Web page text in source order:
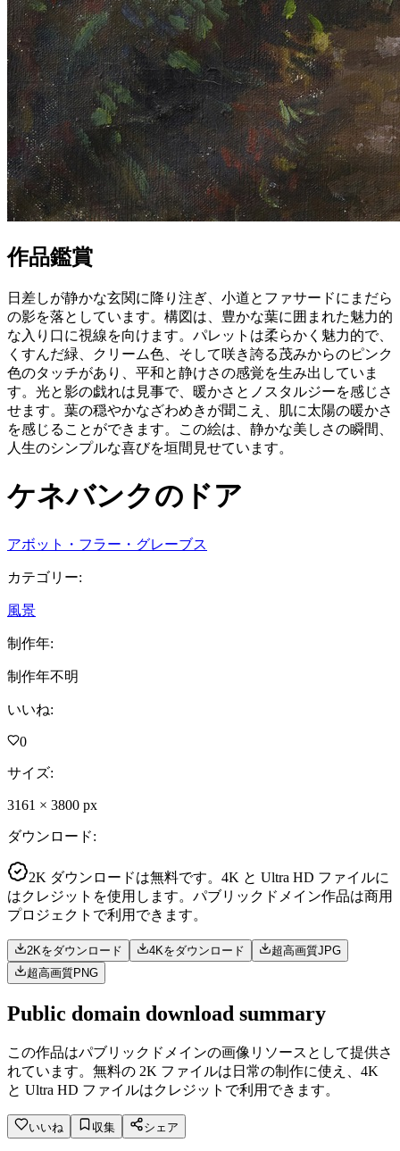
作品鑑賞
日差しが静かな玄関に降り注ぎ、小道とファサードにまだら
の影を落としています。構図は、豊かな葉に囲まれた魅力的
な入り口に視線を向けます。パレットは柔らかく魅力的で、
くすんだ緑、クリーム色、そして咲き誇る茂みからのピンク
色のタッチがあり、平和と静けさの感覚を生み出していま
す。光と影の戯れは見事で、暖かさとノスタルジーを感じさ
せます。葉の穏やかなざわめきが聞こえ、肌に太陽の暖かさ
を感じることができます。この絵は、静かな美しさの瞬間、
人生のシンプルな喜びを垣間見せています。
ケネバンクのドア
アボット・フラー・グレーブス
カテゴリー:
風景
制作年:
制作年不明
いいね:
0
サイズ:
3161 × 3800 px
ダウンロード:
2K ダウンロードは無料です。4K と Ultra HD ファイルに
はクレジットを使用します。パブリックドメイン作品は商用
プロジェクトで利用できます。
2Kをダウンロード 4Kをダウンロード
超高画質JPG
超高画質PNG
Public domain download summary
この作品はパブリックドメインの画像リソースとして提供さ
れています。無料の 2K ファイルは日常の制作に使え、4K
と Ultra HD ファイルはクレジットで利用できます。
いいね 収集 シェア